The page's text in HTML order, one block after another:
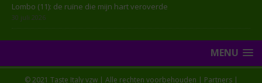
Lombo (11): de ruïne die mijn hart veroverde
30 juli 2026
MENU
© 2021 Taste Italy vzw | Alle rechten voorbehouden | Partners|